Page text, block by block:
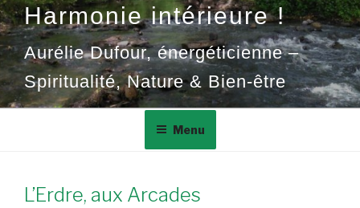
Harmonie intérieure !
Aurélie Dufour, énergéticienne –
Spiritualité, Nature & Bien-être
Menu
L’Erdre, aux Arcades